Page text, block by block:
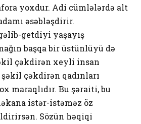
yoxdur. Adi cümlələrdə alt
əsəbləşdirir.
getdiyi yaşayış
başqa bir üstünlüyü də
çəkdirən xeyli insan
çəkdirən qadınları
maraqlıdır. Bu şəraiti, bu
istər-istəməz öz
Sözün həqiqi